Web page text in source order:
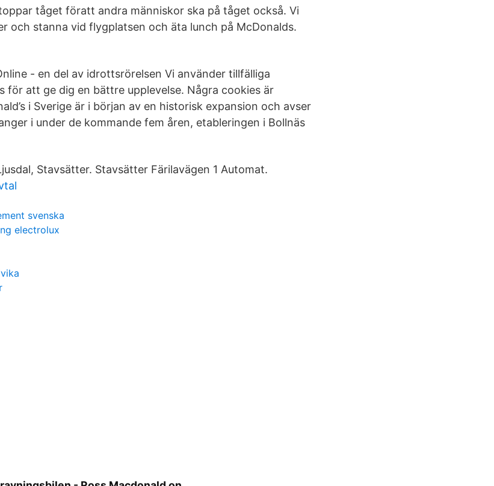
tåget föratt andra människor ska på tåget också. Vi
och stanna vid flygplatsen och äta lunch på McDonalds.
- en del av idrottsrörelsen Vi använder tillfälliga
för att ge dig en bättre upplevelse. Några cookies är
i Sverige är i början av en historisk expansion och avser
i under de kommande fem åren, etableringen i Bollnäs
Stavsätter. Stavsätter Färilavägen 1 Automat.
svenska
electrolux